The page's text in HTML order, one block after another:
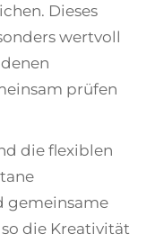
Dieses
wertvoll
prüfen
die flexiblen
gemeinsame
die Kreativität